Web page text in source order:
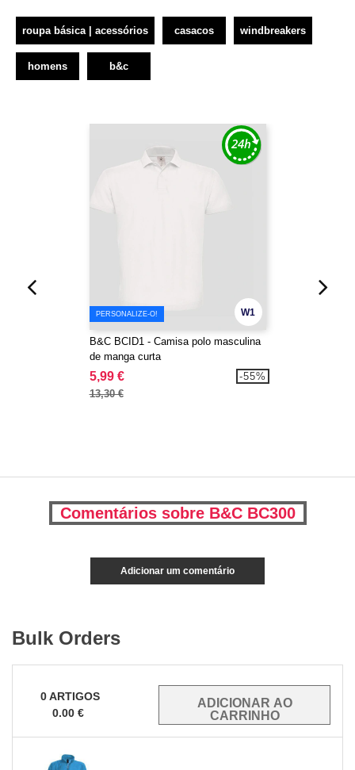
roupa básica | acessórios casacos windbreakers
homens b&c
W1
PERSONALIZE-O!
B&C BCID1 - Camisa polo masculina
de manga curta
5,99 €
13,30 €
-55%
Comentários sobre B&C BC300
Adicionar um comentário
Bulk Orders
0ARTIGOS
0.00 €